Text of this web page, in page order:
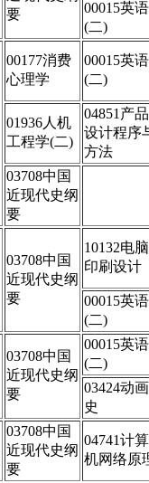
要
00015英语
(二)
00177消费
心理学
00015英语
(二)
01936人机
工程学(二)
04851产品
设计程序
方法
03708中国
近现代史纲
要
03708中国
近现代史纲
要
10132电脑
印刷设计
00015英语
(二)
03708中国
近现代史纲
要
00015英语
(二)
03424动画
史
03708中国
近现代史纲
要
04741计算
机网络原